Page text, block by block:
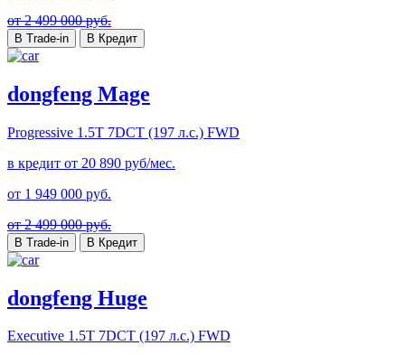
от 2 499 000 руб.
В Trade-in В Кредит
dongfeng Mage
Progressive 1.5T 7DCT (197 л.с.) FWD
в кредит от 20 890 руб/мес.
от 1 949 000 руб.
от 2 499 000 руб.
В Trade-in В Кредит
dongfeng Huge
Executive 1.5T 7DCT (197 л.с.) FWD